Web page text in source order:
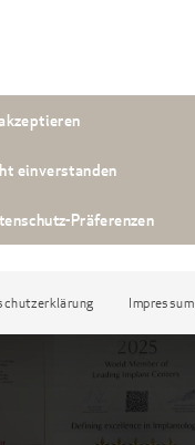
einverstanden
Präferenzen
Impressum